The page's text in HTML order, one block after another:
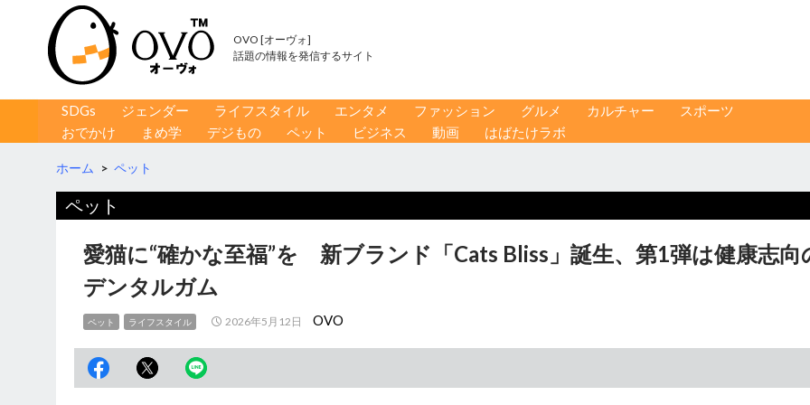
OVO [オーヴォ]
話題の情報を発信するサイト
コンテンツへ移動
SDGs ジェンダー ライフスタイル エンタメ ファッション グルメ カルチャー
スポーツ
おでかけ
まめ学 デジもの ペット ビジネス 動画 はばたけラボ
ホーム > ペット
ペット
愛猫に“確かな至福”を 新ブランド「Cats Bliss」誕生、第1弾は健康志向
デンタルガム
ペット ライフスタイル 2026年5月12日 OVO